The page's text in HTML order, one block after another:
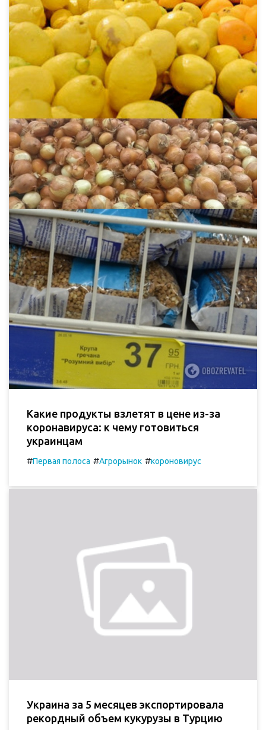
Какие продукты взлетят в цене из-за
коронавируса: к чему готовиться
украинцам
#Первая полоса #Агрорынок #короновирус
Украина за 5 месяцев экспортировала
рекордный объем кукурузы в Турцию